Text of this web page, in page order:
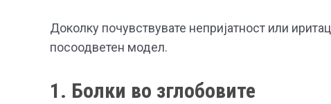
Доколку почувствувате непријатност или
посоодветен модел.
1. Болки во зглобовите